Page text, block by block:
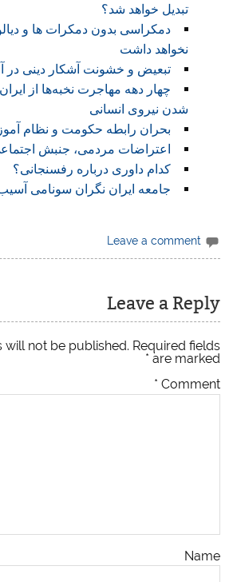
تبدیل خواهد شد؟
دمکراسی بدون دمکرات ها و
نخواهد داشت
تبعیض و خشونت آشکار دینی در
چهار دهه مهاجرت نخبه‌ها از
شدن نیروی انسانی
بحران رابطه حکومت و نظام
اعتراضات مردمی، جنبش
کدام داوری درباره رفسنجانی؟
جامعه ایران نگران سونامی
Leave a comment
Leave a Reply
will not be published. Required fields
are marked
*
Comment
*
Name